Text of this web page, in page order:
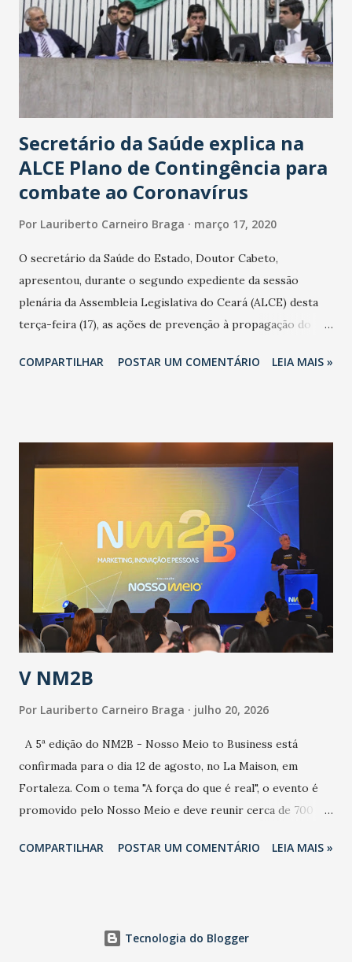
Secretário da Saúde explica na
ALCE Plano de Contingência para
combate ao Coronavírus
Por Lauriberto Carneiro Braga março 17, 2020
O secretário da Saúde do Estado, Doutor Cabeto,
apresentou, durante o segundo expediente da sessão
plenária da Assembleia Legislativa do Ceará (ALCE) desta
terça-feira (17), as ações de prevenção à propagação do
adotadas pelo Governo do Estado na contenção da
população suspeita e de cuidados com os ambientes
públicos e domiciliares. “Nós não estamos vivendo uma
epidemia comum, como temos em todos os anos, com
aumento de casos de dengue, influenza ou H1N1. Trata-se
de uma epidemia com um vírus diferente, com um poder de
contaminação maior que outros coronavírus”, apontou o
secretário. Segundo ele, é uma epidemia com chance de
contaminação alta, podendo gerar um grande risco à
população e ao sistema de saúde. “Precisamos saber fazer a
estratificação do risco da doença, para não so...
COMPARTILHAR POSTAR UM COMENTÁRIO LEIA MAIS »
V NM2B
Por Lauriberto Carneiro Braga julho 20, 2026
A 5ª edição do NM2B - Nosso Meio to Business está
confirmada para o dia 12 de agosto, no La Maison, em
Fortaleza. Com o tema "A força do que é real", o evento é
promovido pelo Nosso Meio e deve reunir cerca de 700
e lideranças do Mercado Nacional. Desde 2022, o NM2B
LinkedIn, VISA, Grupo 3corações, TikTok e M. Dias Branco.
COMPARTILHAR POSTAR UM COMENTÁRIO LEIA MAIS »
Tecnologia do Blogger